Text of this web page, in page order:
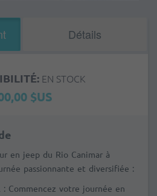
Détails
EN STOCK
$US
en jeep du Rio Canimar à
passionnante et diversifiée :
: Commencez votre journée en